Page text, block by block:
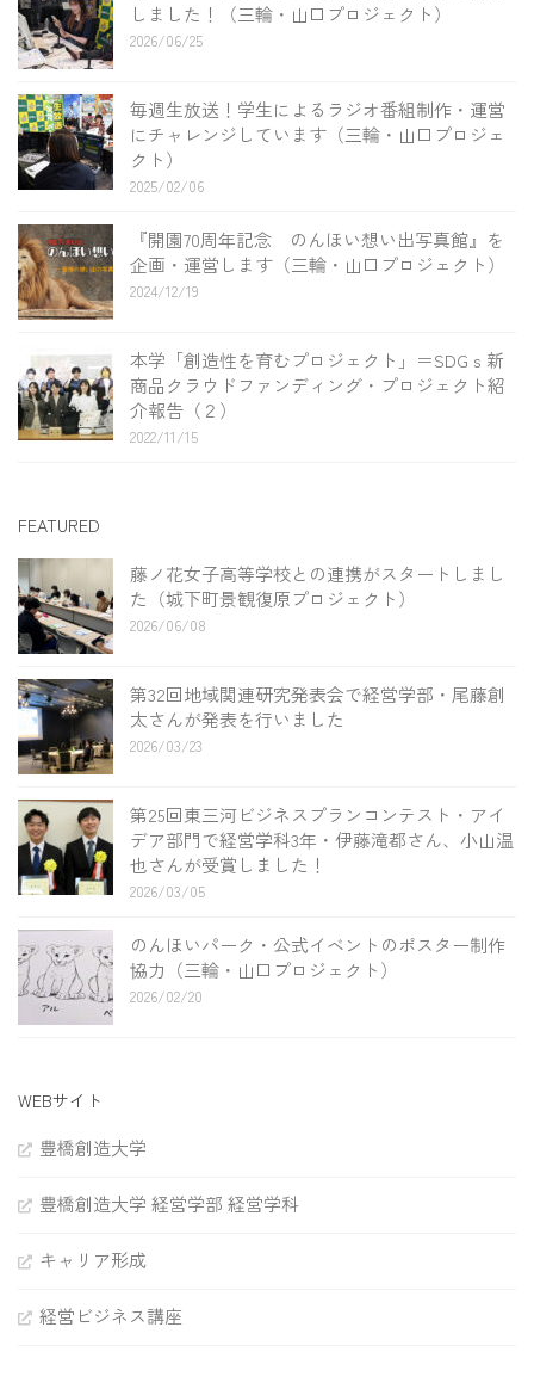
しました！（三輪・山口プロジェクト）
2026/06/25
毎週生放送！学生によるラジオ番組制作・運営
にチャレンジしています（三輪・山口プロジェ
クト）
2025/02/06
『開園70周年記念 のんほい想い出写真館』を
企画・運営します（三輪・山口プロジェクト）
2024/12/19
本学「創造性を育むプロジェクト」＝SDGｓ新
商品クラウドファンディング・プロジェクト紹
介報告（２）
2022/11/15
FEATURED
藤ノ花女子高等学校との連携がスタートしまし
た（城下町景観復原プロジェクト）
2026/06/08
第32回地域関連研究発表会で経営学部・尾藤創
太さんが発表を行いました
2026/03/23
第25回東三河ビジネスプランコンテスト・アイ
デア部門で経営学科3年・伊藤滝都さん、小山温
也さんが受賞しました！
2026/03/05
のんほいパーク・公式イベントのポスター制作
協力（三輪・山口プロジェクト）
2026/02/20
WEBサイト
豊橋創造大学
豊橋創造大学 経営学部 経営学科
キャリア形成
経営ビジネス講座